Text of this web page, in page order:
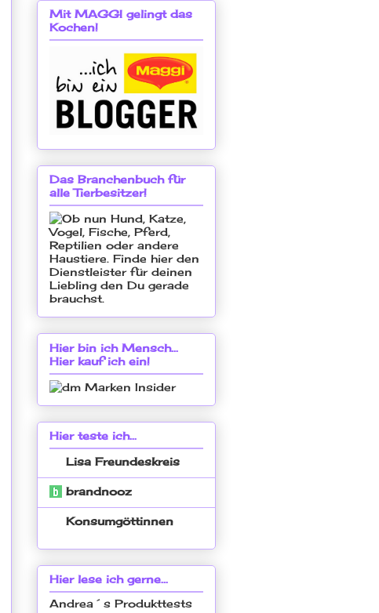
Mit MAGGI gelingt das
Kochen!
Das Branchenbuch für
alle Tierbesitzer!
Hier bin ich Mensch...
Hier kauf ich ein!
Hier teste ich...
Lisa Freundeskreis
brandnooz
Konsumgöttinnen
Hier lese ich gerne...
Andrea´s Produkttests